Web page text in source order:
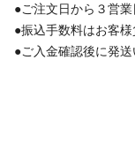
●ご注文日から３営業
●振込手数料はお客様
●ご入金確認後に発送